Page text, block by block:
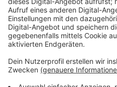
Anzeige